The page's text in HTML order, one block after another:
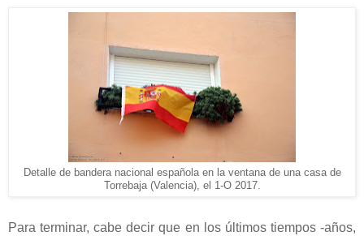
Detalle de bandera nacional española en la ventana de una casa de
Torrebaja (Valencia), el 1-O 2017.
Para terminar, cabe decir que en los últimos tiempos -años,